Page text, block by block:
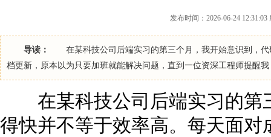
发布时间：2026-06-24
导读：
在某科技公司后端实习的第三个月，我开始意识到，代
档更新，原本以为只要加班就能解决问题，直到一位资深工程师提醒
在某科技公司后端实习的第
得快并不等于效率高。每天面